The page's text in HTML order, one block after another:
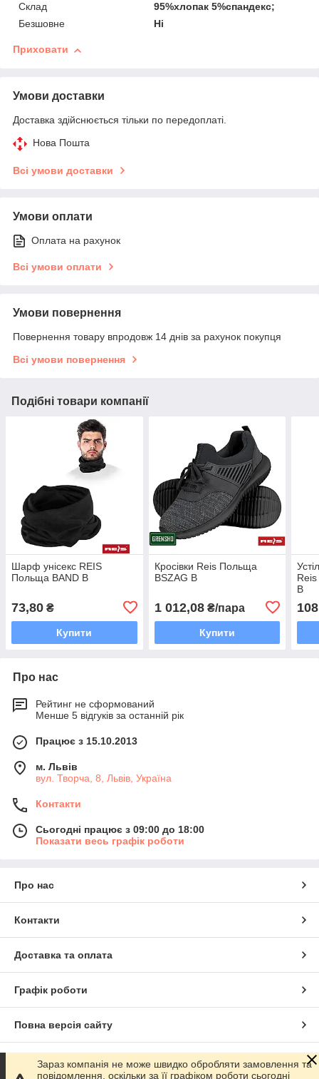
Склад
95%хлопак 5%спандекс;
Безшовне
Ні
Приховати
Умови доставки
Доставка здійснюється тільки по передоплаті.
Нова Пошта
Всі умови доставки
Умови оплати
Оплата на рахунок
Всі умови оплати
Умови повернення
Повернення товару впродовж 14 днів за рахунок покупця
Всі умови повернення
Подібні товари компанії
Шарф унісекс REIS
Польща BAND B
73,80 ₴
Купити
Кросівки Reis Польща
BSZAG B
1 012,08₴/пара
Купити
B
Про нас
Рейтинг не сформований
Менше 5 відгуків за останній рік
Працює з 15.10.2013
м. Львів
вул. Творча, 8, Львів, Україна
Контакти
Сьогодні працює з 09:00 до 18:00
Показати весь графік роботи
Про нас
Контакти
Доставка та оплата
Графік роботи
Повна версія сайту
Сайт створено на маркетплейсі Prom.ua
Зараз компанія не може швидко обробляти замовлення та
повідомлення, оскільки за її графіком роботи сьогодні